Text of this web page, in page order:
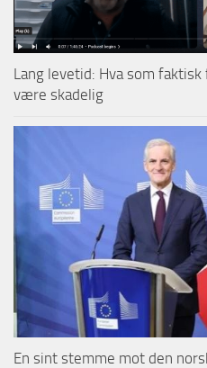
Lang levetid: Hva som
være skadelig
En sint stemme mot den